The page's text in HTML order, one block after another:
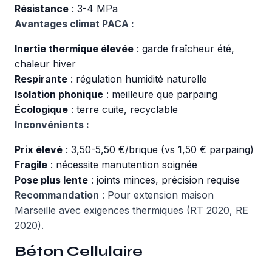
Résistance : 3-4 MPa
Avantages climat PACA :
Inertie thermique élevée : garde fraîcheur été,
chaleur hiver
Respirante : régulation humidité naturelle
Isolation phonique : meilleure que parpaing
Écologique : terre cuite, recyclable
Inconvénients :
Prix élevé : 3,50-5,50 €/brique (vs 1,50 € parpaing)
Fragile : nécessite manutention soignée
Pose plus lente : joints minces, précision requise
Recommandation : Pour extension maison
Marseille avec exigences thermiques (RT 2020, RE
2020).
Béton Cellulaire